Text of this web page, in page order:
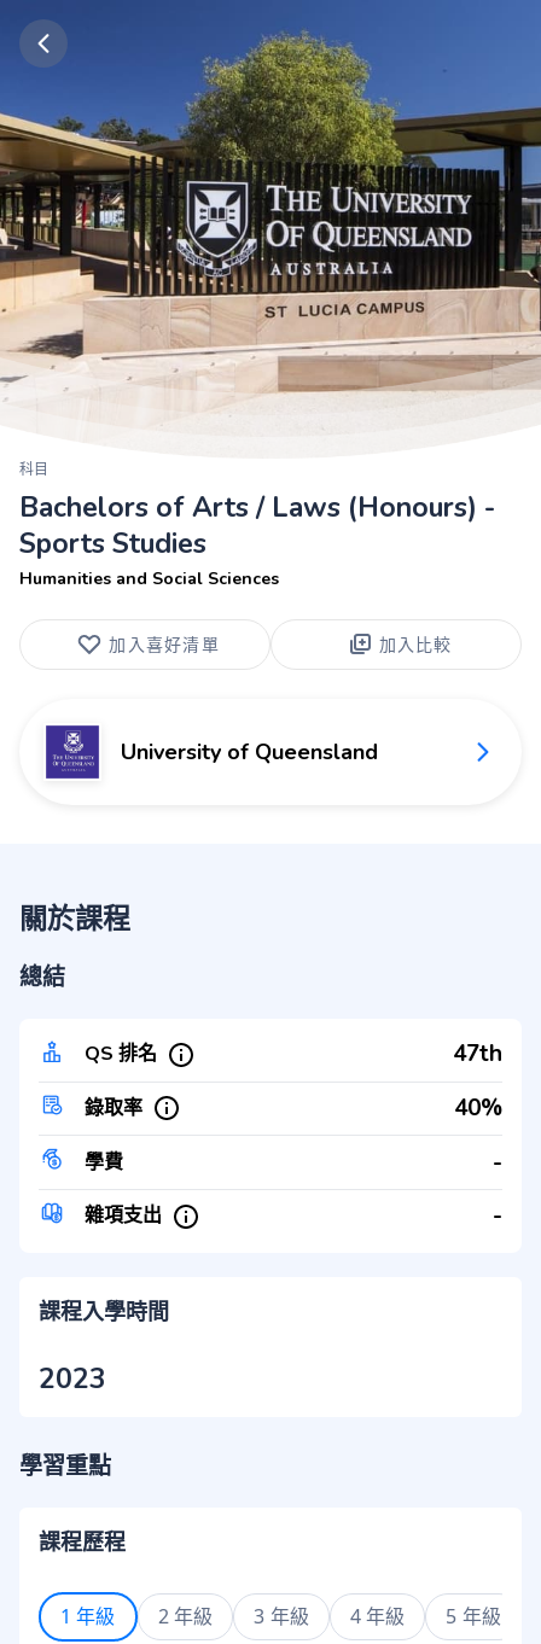
科目
Bachelors of Arts / Laws (Honours) -
Sports Studies
Humanities and Social Sciences
加入喜好清單 加入比較
University of Queensland
關於課程
總結
QS 排名 47th
錄取率 40%
學費 -
雜項支出 -
課程入學時間
2023
學習重點
課程歷程
1 年級 2 年級 3 年級 4 年級 5 年級